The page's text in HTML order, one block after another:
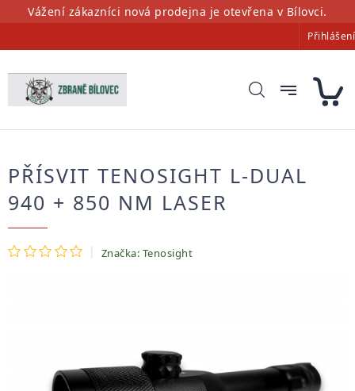
PřejítVážení zákazníci nová prodejna je otevřena v Bílovci.
Přihlášení
PŘÍSVIT TENOSIGHT L-DUAL
940 + 850 NM LASER
Průměrné
Značka: Tenosight